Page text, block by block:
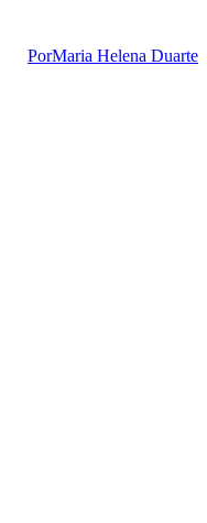
PorMaria Helena Duarte